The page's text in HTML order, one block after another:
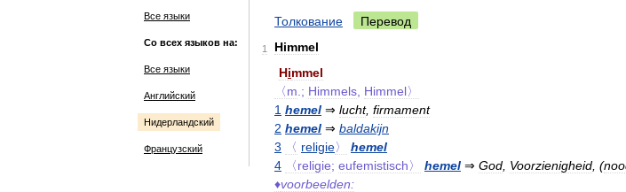
Все языки
Со всех языков на:
Все языки
Английский
Нидерландский
Французский
Толкование Перевод
1
Himmel
Himmel
〈m .; Himmels Himmel〉
1 hemel ⇒ lucht, firmament
2 hemel ⇒ baldakijn
3
〈 religie〉
hemel
4
〈religie; eufemistisch〉 hemel ⇒ God Voorzienigheid , (
♦voorbeelden: